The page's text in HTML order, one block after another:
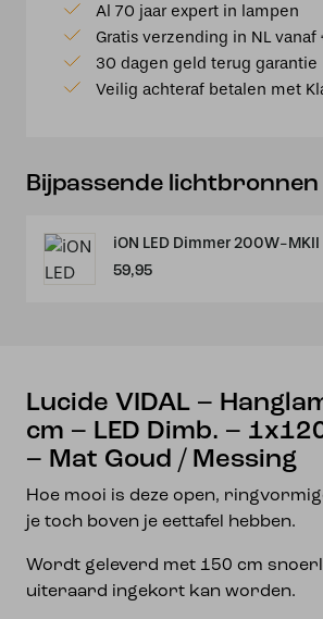
Hanglamp
LED
Dimb.
1x120W
2700K
Messing
aantal
Al 70 jaar expert in lampen
Gratis verzending in NL
30 dagen geld terug garantie
Veilig achteraf betalen met
Bijpassende lichtbronnen
iON LED Dimmer 200W-MKII
59,95
Lucide VIDAL –
cm – LED Dimb. –
– Mat Goud / Messing
Hoe mooi is deze open,
je toch boven je eettafel hebben.
Wordt geleverd met 150 cm
uiteraard ingekort kan worden.